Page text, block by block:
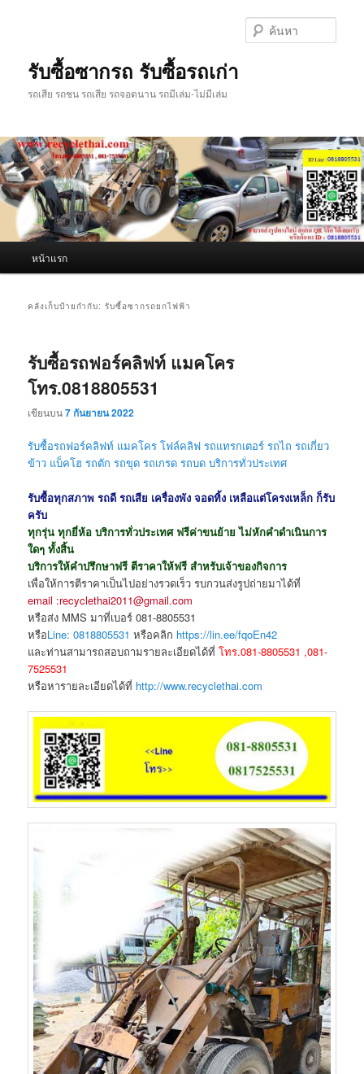
รับซื้อซากรถ รับซื้อรถเก่า
รถเสีย รถชน รถเสีย รถจอดนาน รถมีเล่ม-ไม่มีเล่ม
หน้าแรก
คลังเก็บป้ายกำกับ:รับซื้อซากรถยกไฟฟ้า
รับซื้อรถฟอร์คลิฟท์ แมคโคร
โทร.0818805531
เขียนบน7 กันยายน 2022
รับซื้อรถฟอร์คลิฟท์ แมคโคร โฟล์คลิฟ รถแทรกเตอร์ รถไถ รถเกี่ยว
ข้าว แบ็คโฮ รถตัก รถขุด รถเกรด รถบด บริการทั่วประเทศ
รับซื้อทุกสภาพ รถดี รถเสีย เครื่องพัง จอดทิ้ง เหลือแต่โครงเหล็ก ก็รับ
ครับ
ทุกรุ่น ทุกยี่ห้อ บริการทั่วประเทศ ฟรีค่าขนย้าย ไม่หักคำดำเนินการ
ใดๆ ทั้งสิ้น
บริการให้คำปรึกษาฟรี ตีราคาให้ฟรี สำหรับเจ้าของกิจการ
เพื่อให้การตีราคาเป็นไปอย่างรวดเร็ว รบกวนส่งรูปถ่ายมาได้ที่
email :recyclethai2011@gmail.com
หรือส่ง MMS มาที่เบอร์ 081-8805531
หรือLine: 0818805531 หรือคลิก https://lin.ee/fqoEn42
และท่านสามารถสอบถามรายละเอียดได้ที่โทร.081-8805531 ,081-
7525531
หรือหารายละเอียดได้ที่ http://www.recyclethai.com